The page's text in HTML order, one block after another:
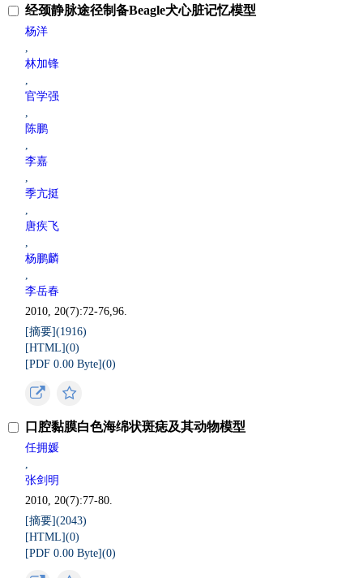
经颈静脉途径制备Beagle犬心脏记忆模型
杨洋
,
林加锋
,
官学强
,
陈鹏
,
李嘉
,
季亢挺
,
唐疾飞
,
杨鹏麟
,
李岳春
2010, 20(7):72-76,96.
[摘要](1916)
[HTML](0)
[PDF 0.00 Byte](0)
口腔黏膜白色海绵状斑痣及其动物模型
任拥媛
,
张剑明
2010, 20(7):77-80.
[摘要](2043)
[HTML](0)
[PDF 0.00 Byte](0)